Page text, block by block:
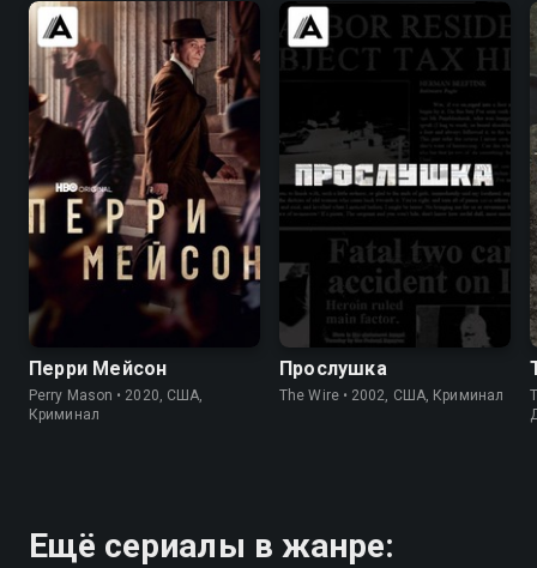
Перри Мейсон
Perry Mason • 2020, США,
Криминал
9.3
Прослушка
The Wire • 2002, США, Криминал
Ещё сериалы в жанре: